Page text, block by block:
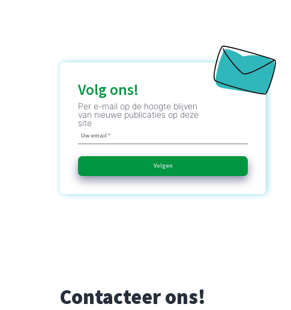
Volg ons!
Per e-mail op de hoogte blijven
van nieuwe publicaties op deze
site
Contacteer ons!